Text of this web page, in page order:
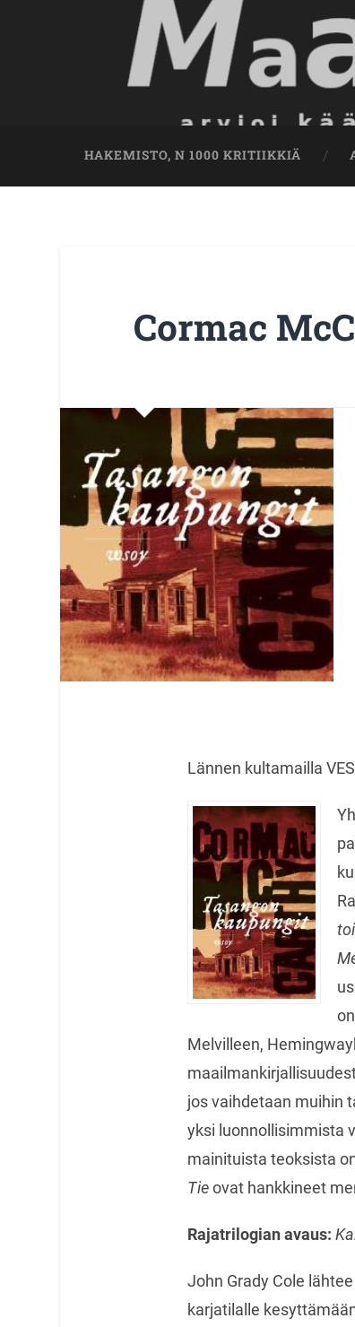
HAKEMISTO, N 1000 KRITIIKKIÄ
Cormac
Lännen kultamailla
Melvilleen,
jos vaihdetaan muihin
yksi luonnollisimmista
mainituista teoksista
Tieovat hankkineet
Rajatrilogian avaus:
John Grady Cole
karjatilalle